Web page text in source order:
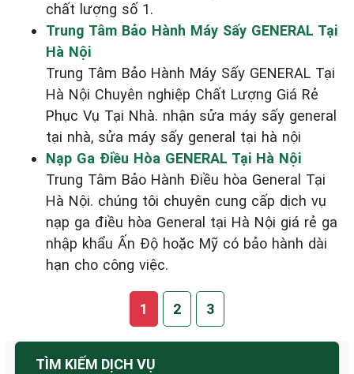
chất lượng số 1.
Trung Tâm Bảo Hành Máy Sấy GENERAL Tại
Hà Nội
Trung Tâm Bảo Hành Máy Sấy GENERAL Tại
Hà Nội Chuyên nghiệp Chất Lượng Giá Rẻ
Phục Vụ Tại Nhà. nhận sửa máy sấy general
tại nhà, sửa máy sấy general tại hà nội
Nạp Ga Điều Hòa GENERAL Tại Hà Nội
Trung Tâm Bảo Hành Điều hòa General Tại
Hà Nội. chúng tôi chuyên cung cấp dịch vụ
nạp ga điều hòa General tại Hà Nội giá rẻ ga
nhập khẩu Ấn Độ hoặc Mỹ có bảo hành dài
hạn cho công việc.
1 2 3
TÌM KIẾM DỊCH VỤ